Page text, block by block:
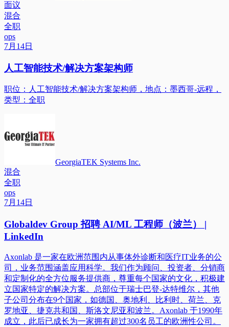
面议
混合
全职
ops
7月14日
人工智能技术/解决方案架构师
职位：人工智能技术/解决方案架构师，地点：墨西哥-远程，
类型：全职
GeorgiaTEK Systems Inc.
混合
全职
ops
7月14日
Globaldev Group 招聘 AI/ML 工程师（波兰） |
LinkedIn
Axonlab 是一家在欧洲范围内从事体外诊断和医疗IT业务的公
司，业务范围涵盖应用科学。我们作为顾问、投资者、分销商
和定制化的全方位服务提供商，尊重每个国家的文化，积极建
立国家特定的解决方案。总部位于瑞士巴登-达特维尔，其他
子公司分布在9个国家，如德国、奥地利、比利时、荷兰、克
罗地亚、捷克共和国、斯洛文尼亚和波兰。Axonlab 于1990年
成立，此后已成长为一家拥有超过300名员工的欧洲性公司。